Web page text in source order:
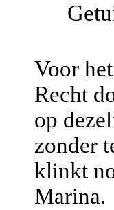
Voor
Recht
op
zonder
klinkt
Marina.